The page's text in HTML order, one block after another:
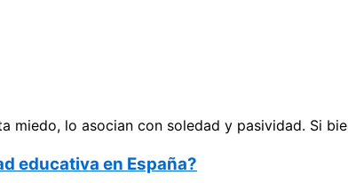
miedo, lo asocian con soledad y pasividad. Si
educativa en España?